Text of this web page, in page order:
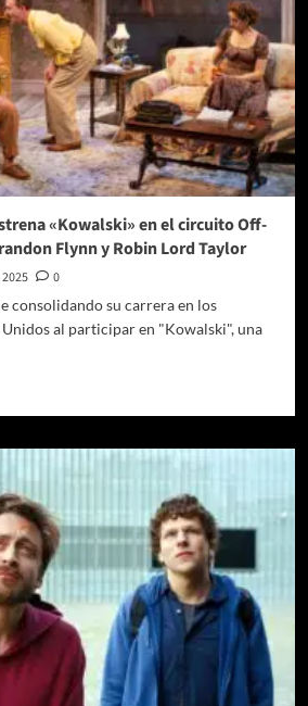
«Kowalski» en el circuito Off-
Flynn y Robin Lord Taylor
0
consolidando su carrera en los
Unidos al participar en "Kowalski", una